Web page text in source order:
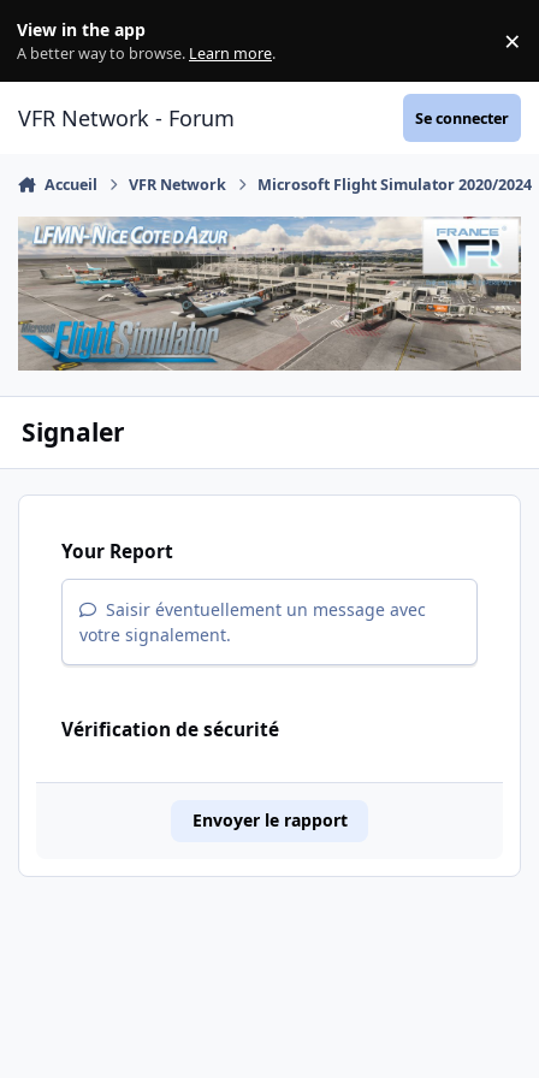
View in the app
A better way to browse. Learn more. ×
VFR Network - Forum Se connecter
Accueil VFR Network Microsoft Flight Simulator 2020/2024
Signaler
Your Report
Saisir éventuellement un message avec
votre signalement.
Vérification de sécurité
Envoyer le rapport